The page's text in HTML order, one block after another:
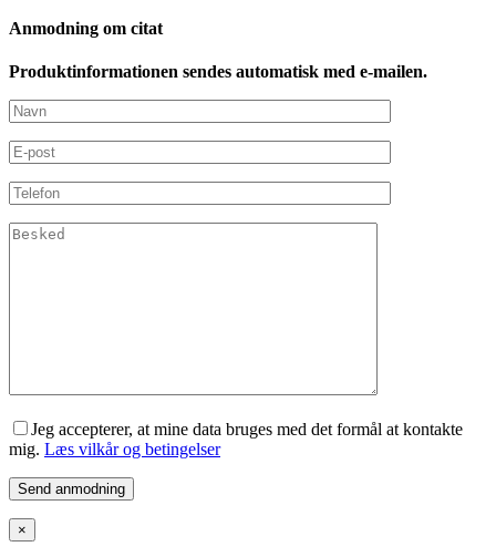
Anmodning om citat
Produktinformationen sendes automatisk med e-mailen.
Jeg accepterer, at mine data bruges med det formål at kontakte
mig. Læs vilkår og betingelser
×